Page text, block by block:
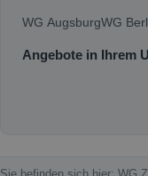
WG AugsburgWG
Angebote in Ihrem